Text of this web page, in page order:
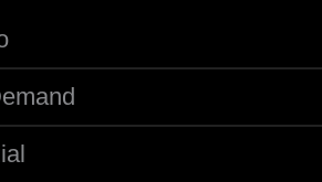
Dominick Argento
Hegele, Mezzosopran
Banzinaite